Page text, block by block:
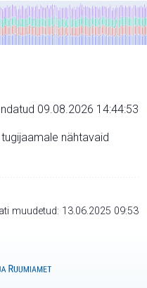
09.08.2026 14:44:53
nähtavaid
muudetud: 13.06.2025 09:53